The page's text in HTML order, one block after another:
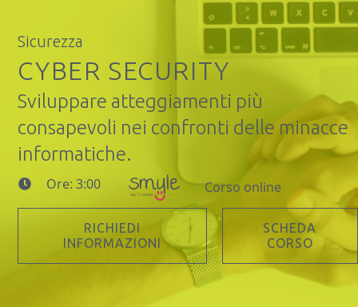
Sicurezza
CYBER SECURITY
Sviluppare atteggiamenti più
consapevoli nei confronti delle minacce
informatiche.
Ore: 3:00 Corso online
RICHIEDI
INFORMAZIONI
SCHEDA
CORSO